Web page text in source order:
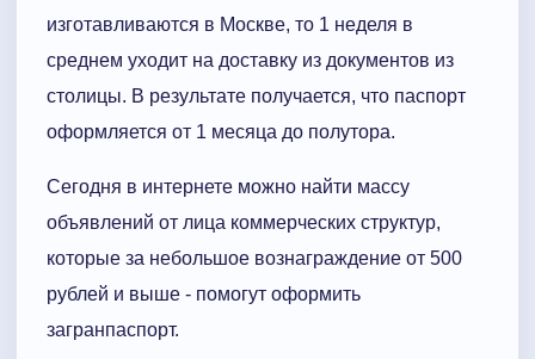
изготавливаются в Москве, то 1 неделя в
среднем уходит на доставку из документов из
столицы. В результате получается, что паспорт
оформляется от 1 месяца до полутора.
Сегодня в интернете можно найти массу
объявлений от лица коммерческих структур,
которые за небольшое вознаграждение от 500
рублей и выше - помогут оформить
загранпаспорт.